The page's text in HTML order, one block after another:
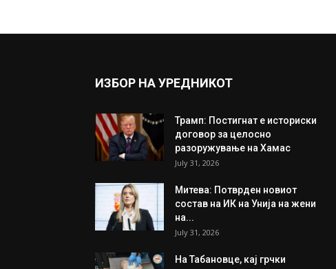
ИЗБОР НА УРЕДНИКОТ
Трамп: Постигнат е историски
договор за целосно
разоружување на Хамас
July 31, 2026
Митева: Потврден новиот
состав на ИК на Унија на жени
на...
July 31, 2026
На Табановце, кај грчки